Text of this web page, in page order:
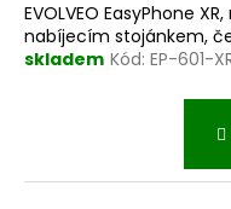
EVOLVEO EasyPhone
nabíjecím stojánkem,
skladem Kód: EP-601-